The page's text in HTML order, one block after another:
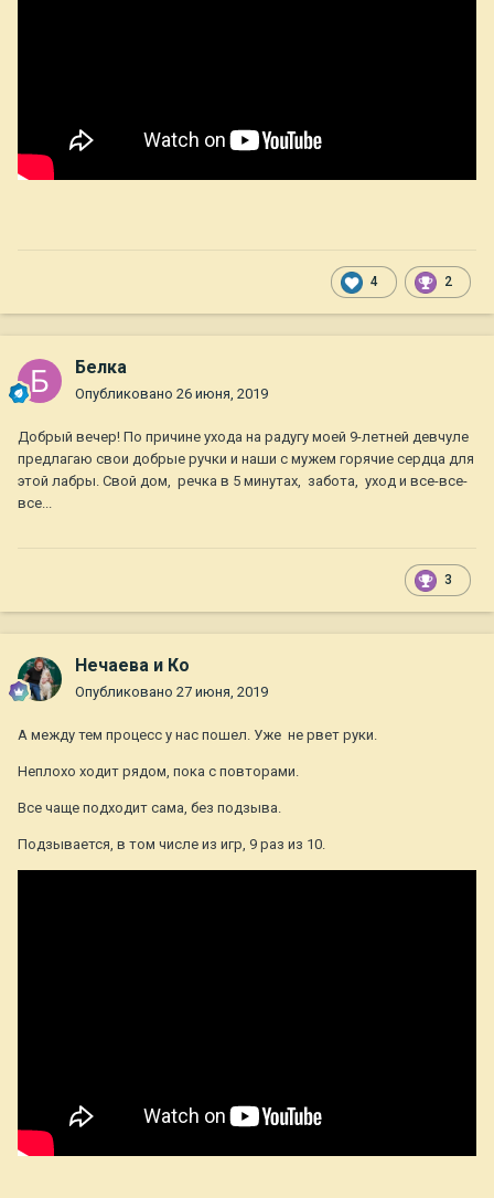
4 2
Белка
Опубликовано 26 июня, 2019
Добрый вечер! По причине ухода на радугу моей 9-летней девчуле
предлагаю свои добрые ручки и наши с мужем горячие сердца для
этой лабры. Свой дом, речка в 5 минутах, забота, уход и все-все-
все...
3
Нечаева и Ко
Опубликовано 27 июня, 2019
А между тем процесс у нас пошел. Уже не рвет руки.
Неплохо ходит рядом, пока с повторами.
Все чаще подходит сама, без подзыва.
Подзывается, в том числе из игр, 9 раз из 10.